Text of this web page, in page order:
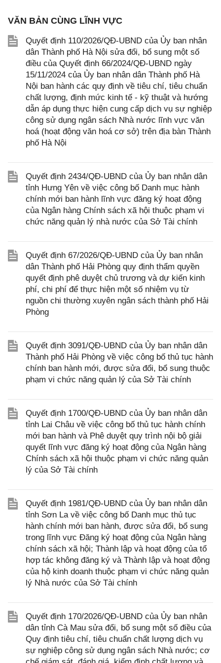
VĂN BẢN CÙNG LĨNH VỰC
Quyết định 110/2026/QĐ-UBND của Ủy ban nhân
dân Thành phố Hà Nội sửa đổi, bổ sung một số
điều của Quyết định 66/2024/QĐ-UBND ngày
15/11/2024 của Ủy ban nhân dân Thành phố Hà
Nội ban hành các quy định về tiêu chí, tiêu chuẩn
chất lượng, định mức kinh tế - kỹ thuật và hướng
dẫn áp dụng thực hiện cung cấp dịch vụ sự nghiệp
công sử dụng ngân sách Nhà nước lĩnh vực văn
hoá (hoạt động văn hoá cơ sở) trên địa bàn Thành
phố Hà Nội
Quyết định 2434/QĐ-UBND của Ủy ban nhân dân
tỉnh Hưng Yên về việc công bố Danh mục hành
chính mới ban hành lĩnh vực đăng ký hoạt động
của Ngân hàng Chính sách xã hội thuộc phạm vi
chức năng quản lý nhà nước của Sở Tài chính
Quyết định 67/2026/QĐ-UBND của Ủy ban nhân
dân Thành phố Hải Phòng quy định thẩm quyền
quyết định phê duyệt chủ trương và dự kiến kinh
phí, chi phí để thực hiện một số nhiệm vụ từ
nguồn chi thường xuyên ngân sách thành phố Hải
Phòng
Quyết định 3091/QĐ-UBND của Ủy ban nhân dân
Thành phố Hải Phòng về việc công bố thủ tục hành
chính ban hành mới, được sửa đổi, bổ sung thuộc
phạm vi chức năng quản lý của Sở Tài chính
Quyết định 1700/QĐ-UBND của Ủy ban nhân dân
tỉnh Lai Châu về việc công bố thủ tục hành chính
mới ban hành và Phê duyệt quy trình nội bộ giải
quyết lĩnh vực đăng ký hoạt động của Ngân hàng
Chính sách xã hội thuộc phạm vi chức năng quản
lý của Sở Tài chính
Quyết định 1981/QĐ-UBND của Ủy ban nhân dân
tỉnh Sơn La về việc công bố Danh mục thủ tục
hành chính mới ban hành, được sửa đổi, bổ sung
trong lĩnh vực Đăng ký hoạt động của Ngân hàng
chính sách xã hội; Thành lập và hoạt động của tổ
hợp tác không đăng ký và Thành lập và hoạt động
của hộ kinh doanh thuộc phạm vi chức năng quản
lý Nhà nước của Sở Tài chính
Quyết định 170/2026/QĐ-UBND của Ủy ban nhân
dân tỉnh Cà Mau sửa đổi, bổ sung một số điều của
Quy định tiêu chí, tiêu chuẩn chất lượng dịch vụ
sự nghiệp công sử dụng ngân sách Nhà nước; cơ